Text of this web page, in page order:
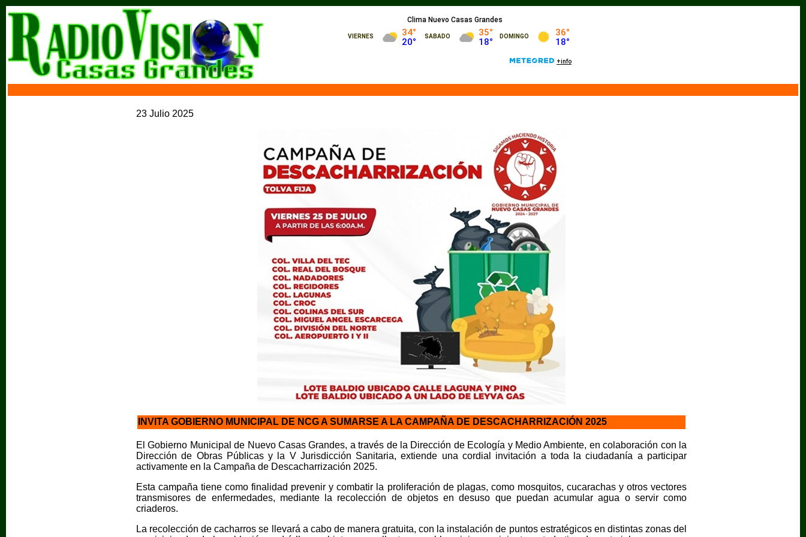
23 Julio 2025
INVITA GOBIERNO MUNICIPAL DE NCG A SUMARSE A LA CAMPAÑA DE DESCACHARRIZACIÓN 2025
El Gobierno Municipal de Nuevo Casas Grandes, a través de la Dirección de Ecología y Medio Ambiente, en colaboración con la
Dirección de Obras Públicas y la V Jurisdicción Sanitaria, extiende una cordial invitación a toda la ciudadanía a participar
activamente en la Campaña de Descacharrización 2025.
Esta campaña tiene como finalidad prevenir y combatir la proliferación de plagas, como mosquitos, cucarachas y otros vectores
transmisores de enfermedades, mediante la recolección de objetos en desuso que puedan acumular agua o servir como
criaderos.
La recolección de cacharros se llevará a cabo de manera gratuita, con la instalación de puntos estratégicos en distintas zonas del